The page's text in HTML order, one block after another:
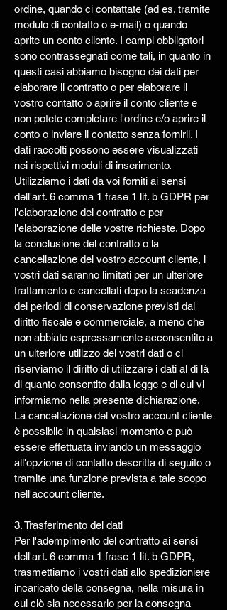
ordine, quando ci contattate (ad es. tramite
modulo di contatto o e-mail) o quando
aprite un conto cliente. I campi obbligatori
sono contrassegnati come tali, in quanto in
questi casi abbiamo bisogno dei dati per
elaborare il contratto o per elaborare il
vostro contatto o aprire il conto cliente e
non potete completare l'ordine e/o aprire il
conto o inviare il contatto senza fornirli. I
dati raccolti possono essere visualizzati
nei rispettivi moduli di inserimento.
Utilizziamo i dati da voi forniti ai sensi
dell'art. 6 comma 1 frase 1 lit. b GDPR per
l'elaborazione del contratto e per
l'elaborazione delle vostre richieste. Dopo
la conclusione del contratto o la
cancellazione del vostro account cliente, i
vostri dati saranno limitati per un ulteriore
trattamento e cancellati dopo la scadenza
dei periodi di conservazione previsti dal
diritto fiscale e commerciale, a meno che
non abbiate espressamente acconsentito a
un ulteriore utilizzo dei vostri dati o ci
riserviamo il diritto di utilizzare i dati al di là
di quanto consentito dalla legge e di cui vi
informiamo nella presente dichiarazione.
La cancellazione del vostro account cliente
è possibile in qualsiasi momento e può
essere effettuata inviando un messaggio
all'opzione di contatto descritta di seguito o
tramite una funzione prevista a tale scopo
nell'account cliente.
3. Trasferimento dei dati
Per l'adempimento del contratto ai sensi
dell'art. 6 comma 1 frase 1 lit. b GDPR,
trasmettiamo i vostri dati allo spedizioniere
incaricato della consegna, nella misura in
cui ciò sia necessario per la consegna